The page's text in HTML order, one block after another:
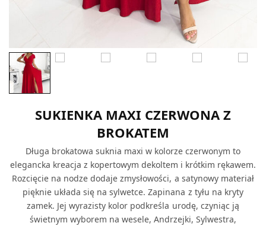
SUKIENKA MAXI CZERWONA Z
BROKATEM
Długa brokatowa suknia maxi w kolorze czerwonym to
elegancka kreacja z kopertowym dekoltem i krótkim rękawem.
Rozcięcie na nodze dodaje zmysłowości, a satynowy materiał
pięknie układa się na sylwetce. Zapinana z tyłu na kryty
zamek. Jej wyrazisty kolor podkreśla urodę, czyniąc ją
świetnym wyborem na wesele, Andrzejki, Sylwestra,